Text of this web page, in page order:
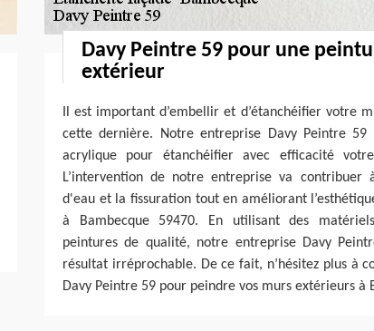
Davy Peintre 59 pour une
extérieur
Il est important d’embellir et d’étanchéifier votre
cette dernière. Notre entreprise Davy Peintre
acrylique pour étanchéifier avec efficacité
L’intervention de notre entreprise va
d'eau et la fissuration tout en améliorant
à Bambecque 59470. En utilisant des
peintures de qualité, notre entreprise Davy
résultat irréprochable. De ce fait, n’hésitez plus à
Davy Peintre 59 pour peindre vos murs extérieurs à